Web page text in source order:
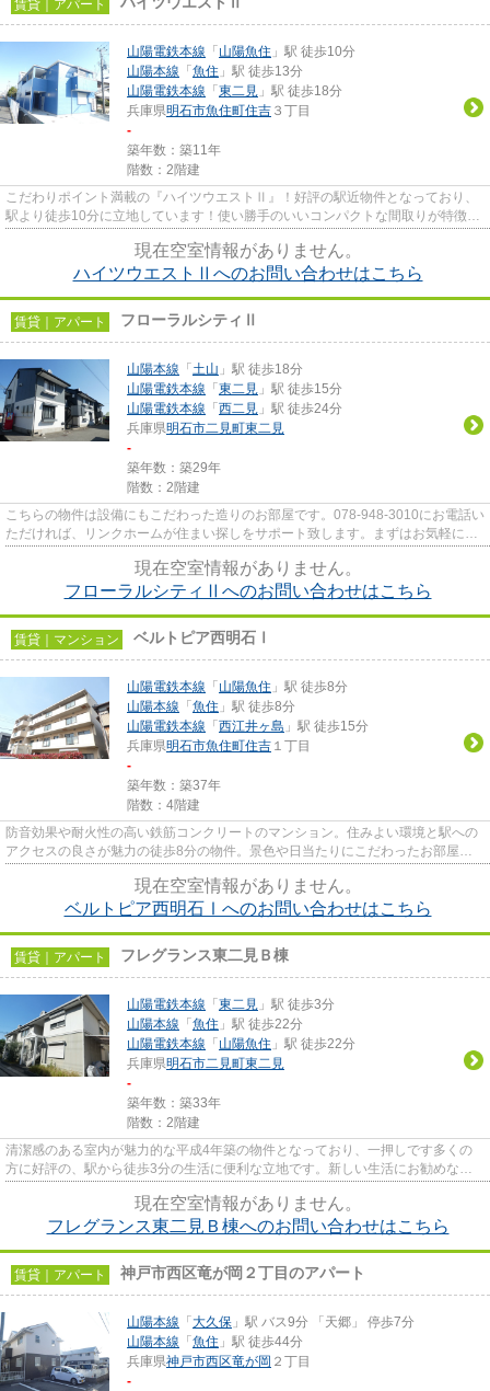
賃貸｜アパート
山陽電鉄本線 「 山陽魚住 」駅 徒歩10分
山陽本線 「 魚住 」駅 徒歩13分
山陽電鉄本線 「 東二見 」駅 徒歩18分
兵庫県明石市魚住町住吉 ３丁目
-
築年数：築11年
階数：2階建
こだわりポイント満載の『ハイツウエストⅡ』！好評の駅近物件となっており、
駅より徒歩10分に立地しています！使い勝手のいいコンパクトな間取りが特徴！
現在空室情報がありません。
ハイツウエストⅡへのお問い合わせはこちら
賃貸｜アパート フローラルシティⅡ
山陽本線 「 土山 」駅 徒歩18分
山陽電鉄本線 「 東二見 」駅 徒歩15分
山陽電鉄本線 「 西二見 」駅 徒歩24分
兵庫県明石市二見町東二見
-
築年数：築29年
階数：2階建
こちらの物件は設備にもこだわった造りのお部屋です。078-948-3010にお電話い
ただければ、リンクホームが住まい探しをサポート致します。まずはお気軽にご
現在空室情報がありません。
フローラルシティⅡへのお問い合わせはこちら
賃貸｜マンション ベルトピア西明石Ⅰ
山陽電鉄本線 「 山陽魚住 」駅 徒歩8分
山陽本線 「 魚住 」駅 徒歩8分
山陽電鉄本線 「 西江井ヶ島 」駅 徒歩15分
兵庫県明石市魚住町住吉 １丁目
-
築年数：築37年
階数：4階建
防音効果や耐火性の高い鉄筋コンクリートのマンション。住みよい環境と駅への
アクセスの良さが魅力の徒歩8分の物件。景色や日当たりにこだわったお部屋探
現在空室情報がありません。
ベルトピア西明石Ⅰへのお問い合わせはこちら
賃貸｜アパート フレグランス東二見Ｂ棟
山陽電鉄本線 「 東二見 」駅 徒歩3分
山陽本線 「 魚住 」駅 徒歩22分
山陽電鉄本線 「 山陽魚住 」駅 徒歩22分
兵庫県明石市二見町東二見
-
築年数：築33年
階数：2階建
清潔感のある室内が魅力的な平成4年築の物件となっており、一押しです多くの
方に好評の、駅から徒歩3分の生活に便利な立地です。新しい生活にお勧めなの
現在空室情報がありません。
フレグランス東二見Ｂ棟へのお問い合わせはこちら
賃貸｜アパート 神戸市西区竜が岡２丁目のアパート
山陽本線 「 大久保 」駅 バス9分 「天郷」 停歩7分
山陽本線 「 魚住 」駅 徒歩44分
兵庫県神戸市西区竜が岡 ２丁目
-